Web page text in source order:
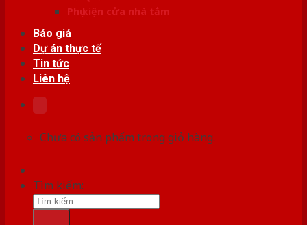
Phụ kiện cửa nhà tắm
Báo giá
Dự án thực tế
Tin tức
Liên hệ
Chưa có sản phẩm trong giỏ hàng.
Tìm kiếm: